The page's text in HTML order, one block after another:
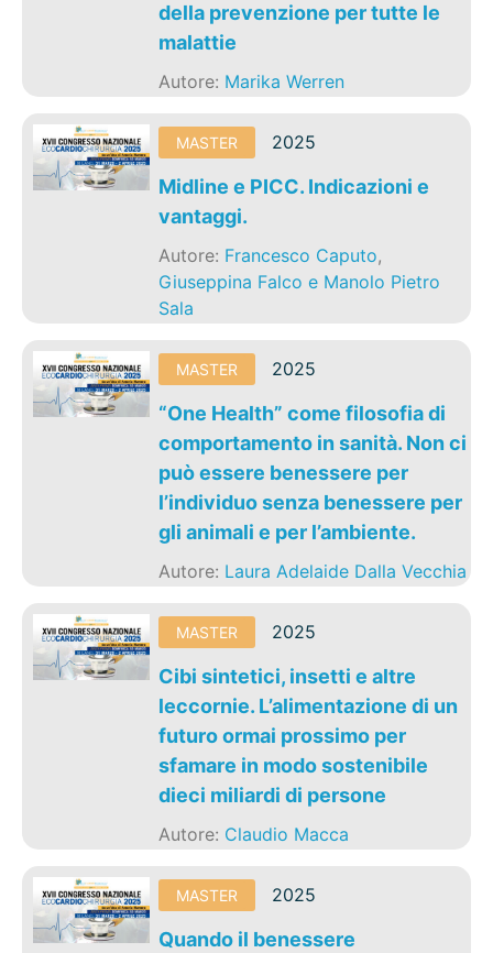
della prevenzione per tutte le
malattie
Autore: Marika Werren
MASTER 2025
Midline e PICC. Indicazioni e
vantaggi.
Autore: Francesco Caputo,
Giuseppina Falco e Manolo Pietro
Sala
MASTER 2025
“One Health” come filosofia di
comportamento in sanità. Non ci
può essere benessere per
l’individuo senza benessere per
gli animali e per l’ambiente.
Autore: Laura Adelaide Dalla Vecchia
MASTER 2025
Cibi sintetici, insetti e altre
leccornie. L’alimentazione di un
futuro ormai prossimo per
sfamare in modo sostenibile
dieci miliardi di persone
Autore: Claudio Macca
MASTER 2025
Quando il benessere